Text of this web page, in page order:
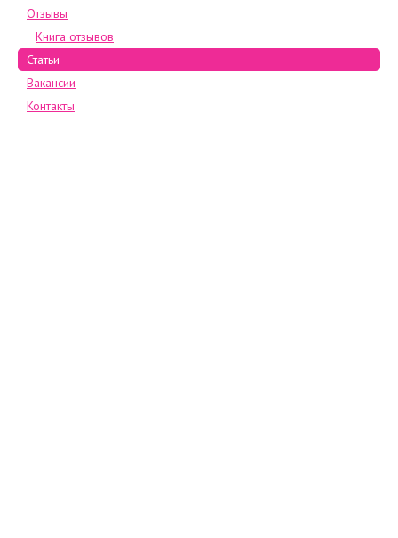
Отзывы
Книга отзывов
Статьи
Вакансии
Контакты